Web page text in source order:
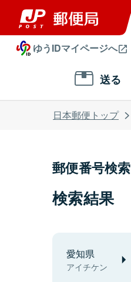
ゆうIDマイページへ
送る
日本郵便トップ
郵便番号検索
検索結果
愛知県
アイチケン